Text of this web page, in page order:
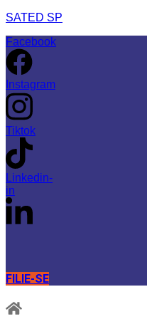
SATED SP
Facebook
Instagram
Tiktok
Linkedin-
in
FILIE-SE